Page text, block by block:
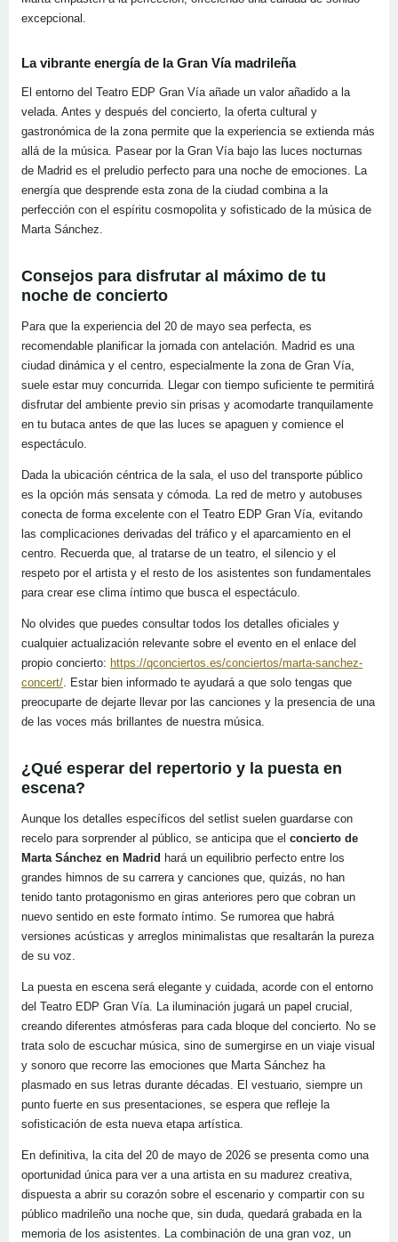
excepcional.
La vibrante energía de la Gran Vía madrileña
El entorno del Teatro EDP Gran Vía añade un valor añadido a la
velada. Antes y después del concierto, la oferta cultural y
gastronómica de la zona permite que la experiencia se extienda más
allá de la música. Pasear por la Gran Vía bajo las luces nocturnas
de Madrid es el preludio perfecto para una noche de emociones. La
energía que desprende esta zona de la ciudad combina a la
perfección con el espíritu cosmopolita y sofisticado de la música de
Marta Sánchez.
Consejos para disfrutar al máximo de tu
noche de concierto
Para que la experiencia del 20 de mayo sea perfecta, es
recomendable planificar la jornada con antelación. Madrid es una
ciudad dinámica y el centro, especialmente la zona de Gran Vía,
suele estar muy concurrida. Llegar con tiempo suficiente te permitirá
disfrutar del ambiente previo sin prisas y acomodarte tranquilamente
en tu butaca antes de que las luces se apaguen y comience el
espectáculo.
Dada la ubicación céntrica de la sala, el uso del transporte público
es la opción más sensata y cómoda. La red de metro y autobuses
conecta de forma excelente con el Teatro EDP Gran Vía, evitando
las complicaciones derivadas del tráfico y el aparcamiento en el
centro. Recuerda que, al tratarse de un teatro, el silencio y el
respeto por el artista y el resto de los asistentes son fundamentales
para crear ese clima íntimo que busca el espectáculo.
No olvides que puedes consultar todos los detalles oficiales y
cualquier actualización relevante sobre el evento en el enlace del
propio concierto: https://qconciertos.es/conciertos/marta-sanchez-
concert/. Estar bien informado te ayudará a que solo tengas que
preocuparte de dejarte llevar por las canciones y la presencia de una
de las voces más brillantes de nuestra música.
¿Qué esperar del repertorio y la puesta en
escena?
Aunque los detalles específicos del setlist suelen guardarse con
recelo para sorprender al público, se anticipa que el concierto de
Marta Sánchez en Madrid hará un equilibrio perfecto entre los
grandes himnos de su carrera y canciones que, quizás, no han
tenido tanto protagonismo en giras anteriores pero que cobran un
nuevo sentido en este formato íntimo. Se rumorea que habrá
versiones acústicas y arreglos minimalistas que resaltarán la pureza
de su voz.
La puesta en escena será elegante y cuidada, acorde con el entorno
del Teatro EDP Gran Vía. La iluminación jugará un papel crucial,
creando diferentes atmósferas para cada bloque del concierto. No se
trata solo de escuchar música, sino de sumergirse en un viaje visual
y sonoro que recorre las emociones que Marta Sánchez ha
plasmado en sus letras durante décadas. El vestuario, siempre un
punto fuerte en sus presentaciones, se espera que refleje la
sofisticación de esta nueva etapa artística.
En definitiva, la cita del 20 de mayo de 2026 se presenta como una
oportunidad única para ver a una artista en su madurez creativa,
dispuesta a abrir su corazón sobre el escenario y compartir con su
público madrileño una noche que, sin duda, quedará grabada en la
memoria de los asistentes. La combinación de una gran voz, un